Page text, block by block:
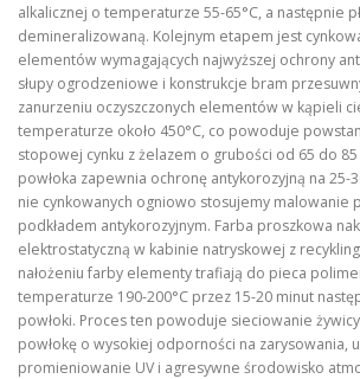
alkalicznej o temperaturze 55-65°C, a następnie
demineralizowaną. Kolejnym etapem jest
elementów wymagających najwyższej ochrony
słupy ogrodzeniowe i konstrukcje bram
zanurzeniu oczyszczonych elementów w kąpieli
temperaturze około 450°C, co powoduje
stopowej cynku z żelazem o grubości od 65 do
powłoka zapewnia ochronę antykorozyjną na 25-
nie cynkowanych ogniowo stosujemy malowanie
podkładem antykorozyjnym. Farba proszkowa
elektrostatyczną w kabinie natryskowej z
nałożeniu farby elementy trafiają do pieca
temperaturze 190-200°C przez 15-20 minut
powłoki. Proces ten powoduje sieciowanie
powłokę o wysokiej odporności na zarysowania,
promieniowanie UV i agresywne środowisko